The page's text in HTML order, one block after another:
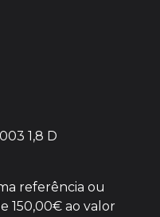
1,8 D
referência ou
150,00€ ao valor